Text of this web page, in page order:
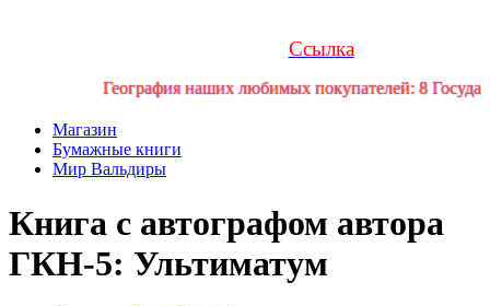
Ссылка
География наших любимых покупателей: 8
Магазин
Бумажные книги
Мир Вальдиры
Книга с автографом автора
ГКН-5: Ультиматум